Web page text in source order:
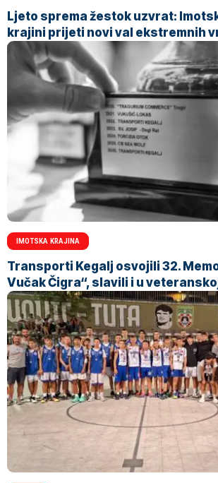
Ljeto sprema žestok uzvrat:
krajini prijeti novi val ekstremnih
IMOTSKA KRAJINA
Transporti Kegalj osvojili 32.
Vučak Čigra“, slavili i u